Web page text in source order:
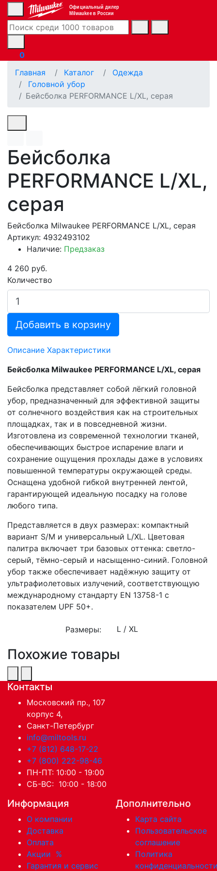
Официальный дилер
Milwaukee в России
0
Главная
Каталог
Одежда
Головной убор
Бейсболка PERFORMANCE L/XL, серая
Бейсболка
PERFORMANCE L/XL,
серая
Бейсболка Milwaukee PERFORMANCE L/XL, серая
Артикул: 4932493102
Наличие: Предзаказ
4 260 руб.
Количество
Добавить в корзину
Описание Характеристики
Бейсболка Milwaukee PERFORMANCE L/XL, серая
Бейсболка представляет собой лёгкий головной
убор, предназначенный для эффективной защиты
от солнечного воздействия как на строительных
площадках, так и в повседневной жизни.
Изготовлена из современной технологии тканей,
обеспечивающих быстрое испарение влаги и
сохранение ощущения прохлады даже в условиях
повышенной температуры окружающей среды.
Оснащена удобной гибкой внутренней лентой,
гарантирующей идеальную посадку на голове
любого типа.
Представляется в двух размерах: компактный
вариант S/M и универсальный L/XL. Цветовая
палитра включает три базовых оттенка: светло-
серый, тёмно-серый и насыщенно-синий. Головной
убор также обеспечивает надёжную защиту от
ультрафиолетовых излучений, соответствующую
международному стандарту EN 13758-1 с
показателем UPF 50+.
Размеры:
Похожие товары
Контакты
Московский пр., 107
корпус 4,
Санкт-Петербург
info@miltools.ru
+7 (812) 648-17-22
+7 (800) 222-98-46
ПН-ПТ: 10:00 - 19:00
СБ-ВС: 10:00 - 18:00
Информация
О компании
Доставка
Оплата
Акции %
Гарантия и сервис
Дополнительно
Карта сайта
Пользовательское
соглашение
Политика